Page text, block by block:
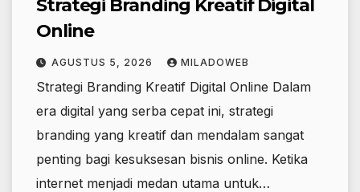
Strategi Branding Kreatif Digital
Online
AGUSTUS 5, 2026 MILADOWEB
Strategi Branding Kreatif Digital Online Dalam
era digital yang serba cepat ini, strategi
branding yang kreatif dan mendalam sangat
penting bagi kesuksesan bisnis online. Ketika
internet menjadi medan utama untuk…